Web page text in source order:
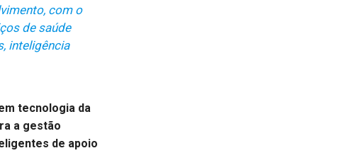
com o
de saúde
inteligência
tecnologia da
a gestão
de apoio